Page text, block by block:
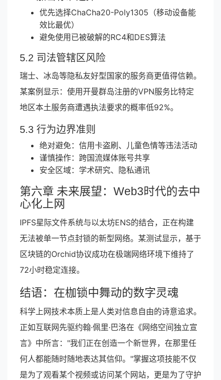
优先选择ChaCha20-Poly1305（移动设备能
效比最优）
避免使用已被破解的RC4和DES算法
5.2 司法管辖区风险
瑞士、冰岛等隐私友好型国家的服务商更值得信赖。
某案例显示：使用开曼群岛注册的VPN服务比特定
地区本土服务商遭遇执法要求的概率低92%。
5.3 行为边界准则
绝对避免：信用卡盗刷、儿童色情等违法活动
谨慎操作：跨国流媒体账号共享
安全区域：学术研究、隐私通讯
第六章 未来展望：Web3时代的去中
心化上网
IPFS星际文件系统与以太坊ENS的结合，正在构建
无法被单一节点封锁的新型网络。某测试显示，基于
区块链的Orchid协议成功在极端网络环境下维持了
72小时稳定连接。
结语：在枷锁中舞动的数字灵魂
科学上网技术本质上是人类对信息自由的诗意追求。
正如互联网先驱约翰·佩里·巴洛在《网络空间独立宣
言》中所言："我们正在创造一个新世界，在那里任
何人都能随时随地表达其信仰。"掌握这项技能不仅
是为了观看某个视频或访问某个网站，更是为了守护